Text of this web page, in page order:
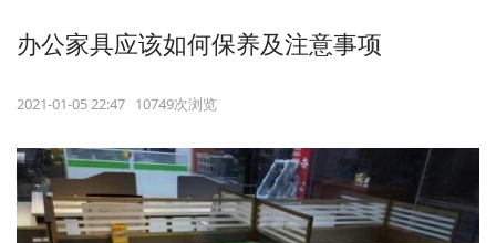
办公家具应该如何保养及注意事项
2021-01-05 22:47 10749次浏览